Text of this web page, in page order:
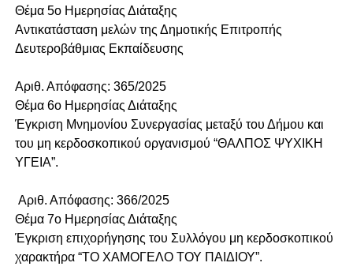
Θέμα 5o Ημερησίας Διάταξης
Αντικατάσταση μελών της Δημοτικής Επιτροπής
Δευτεροβάθμιας Εκπαίδευσης
Αριθ. Απόφασης: 365/2025
Θέμα 6o Ημερησίας Διάταξης
Έγκριση Μνημονίου Συνεργασίας μεταξύ του Δήμου και
του μη κερδοσκοπικού οργανισμού “ΘΑΛΠΟΣ ΨΥΧΙΚΗ
ΥΓΕΙΑ”.
Αριθ. Απόφασης: 366/2025
Θέμα 7o Ημερησίας Διάταξης
Έγκριση επιχορήγησης του Συλλόγου μη κερδοσκοπικού
χαρακτήρα “ΤΟ ΧΑΜΟΓΕΛΟ ΤΟΥ ΠΑΙΔΙΟΥ”.